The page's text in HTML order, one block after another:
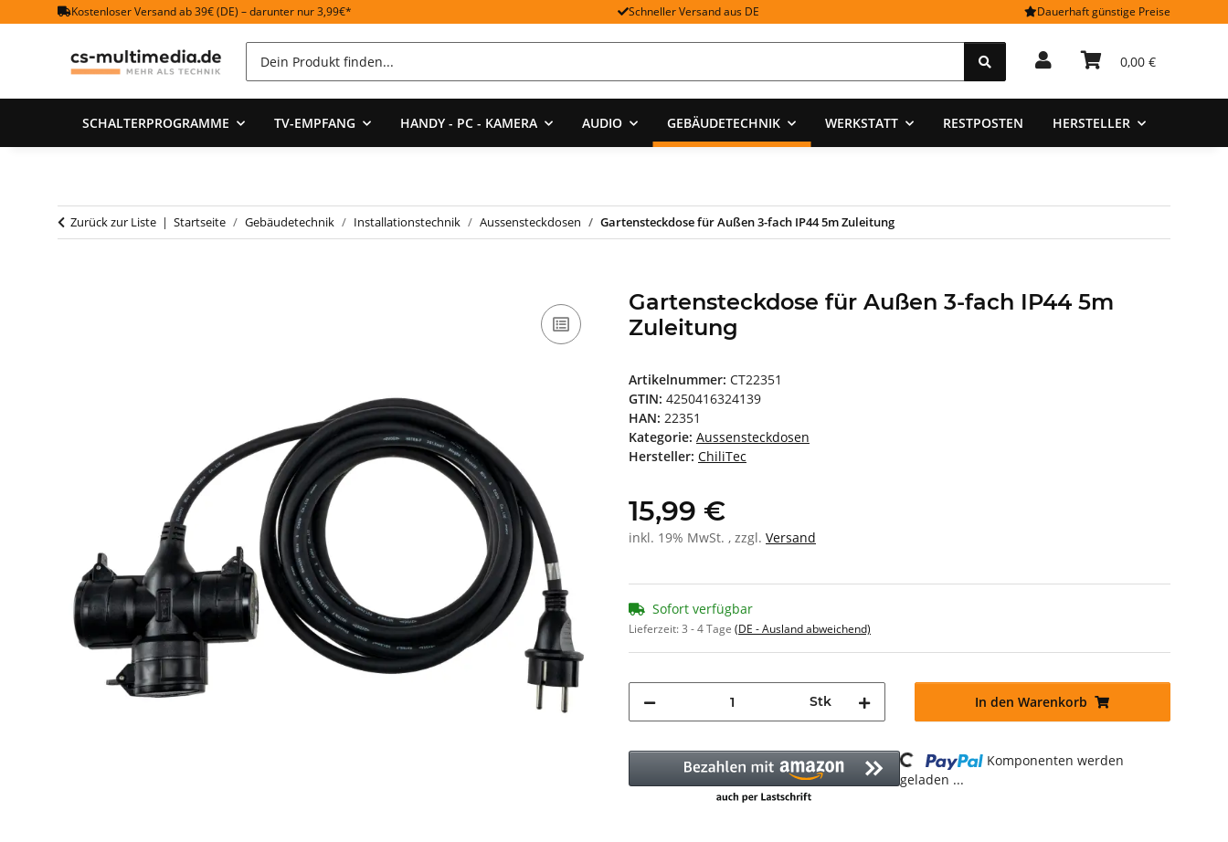
Kostenloser Versand ab 39€ (DE) – darunter nur 3,99€* Schneller Versand aus DE Dauerhaft günstige Preise
0,00 €
SCHALTERPROGRAMME TV-EMPFANG HANDY - PC - KAMERA AUDIO GEBÄUDETECHNIK WERKSTATT RESTPOSTEN HERSTELLER
Zurück zur Liste Startseite Gebäudetechnik Installationstechnik Aussensteckdosen Gartensteckdose für Außen 3-fach IP44 5m Zuleitung
Gartensteckdose für Außen 3-fach IP44 5m
Zuleitung
Artikelnummer: CT22351
GTIN: 4250416324139
HAN: 22351
Kategorie: Aussensteckdosen
Hersteller: ChiliTec
15,99 €
inkl. 19% MwSt. , zzgl. Versand
Sofort verfügbar
Lieferzeit:3 - 4 Tage (DE - Ausland abweichend)
Stk In den Warenkorb
Loading...
Komponenten werden
geladen ...